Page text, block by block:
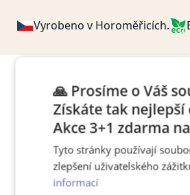
Vyrobeno v Horoměřicích.
Tipy, jak pracovat
Chcete se rychle
jak používat náš
🙏 Prosíme o Váš
Získáte tak nejlepší
Akce 3+1 zdarma
Tyto stránky používají
zlepšení uživatelského
informací